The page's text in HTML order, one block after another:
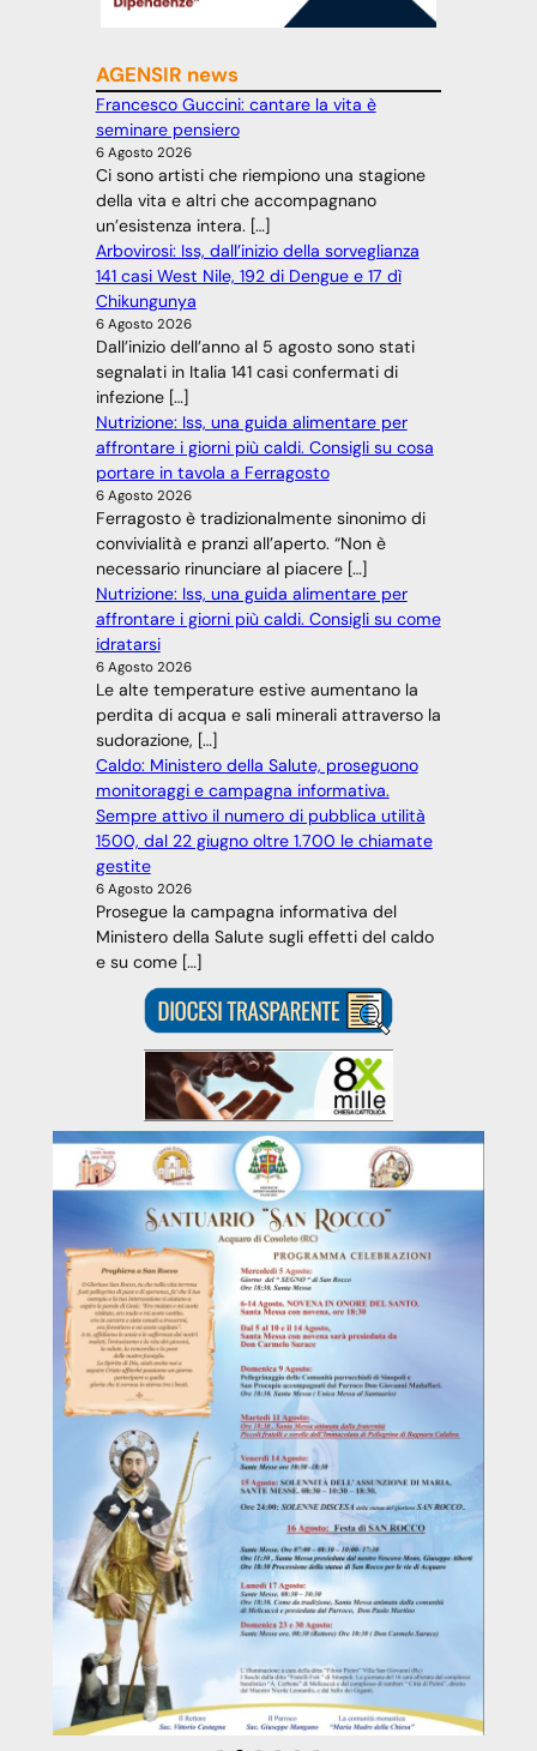
AGENSIR news
Francesco Guccini: cantare la vita è
seminare pensiero
6 Agosto 2026
Ci sono artisti che riempiono una stagione
della vita e altri che accompagnano
un’esistenza intera. […]
Arbovirosi: Iss, dall’inizio della sorveglianza
141 casi West Nile, 192 di Dengue e 17 dì
Chikungunya
6 Agosto 2026
Dall’inizio dell’anno al 5 agosto sono stati
segnalati in Italia 141 casi confermati di
infezione […]
Nutrizione: Iss, una guida alimentare per
affrontare i giorni più caldi. Consigli su cosa
portare in tavola a Ferragosto
6 Agosto 2026
Ferragosto è tradizionalmente sinonimo di
convivialità e pranzi all’aperto. “Non è
necessario rinunciare al piacere […]
Nutrizione: Iss, una guida alimentare per
affrontare i giorni più caldi. Consigli su come
idratarsi
6 Agosto 2026
Le alte temperature estive aumentano la
perdita di acqua e sali minerali attraverso la
sudorazione, […]
Caldo: Ministero della Salute, proseguono
monitoraggi e campagna informativa.
Sempre attivo il numero di pubblica utilità
1500, dal 22 giugno oltre 1.700 le chiamate
gestite
6 Agosto 2026
Prosegue la campagna informativa del
Ministero della Salute sugli effetti del caldo
e su come […]